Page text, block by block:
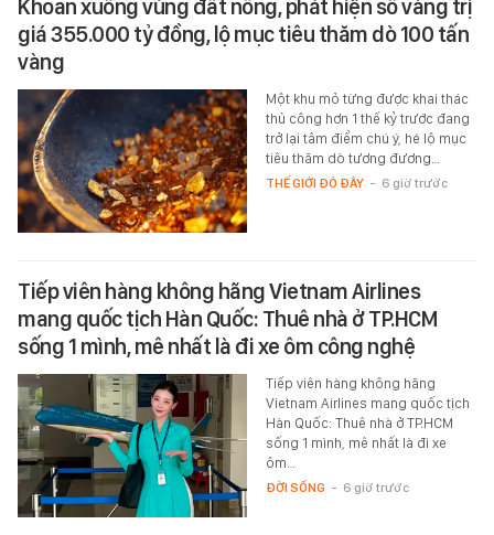
Khoan xuống vùng đất nông, phát hiện số vàng trị
giá 355.000 tỷ đồng, lộ mục tiêu thăm dò 100 tấn
vàng
Một khu mỏ từng được khai thác
thủ công hơn 1 thế kỷ trước đang
trở lại tâm điểm chú ý, hé lộ mục
tiêu thăm dò tương đương…
THẾ GIỚI ĐÓ ĐÂY - 6 giờ trước
Tiếp viên hàng không hãng Vietnam Airlines
mang quốc tịch Hàn Quốc: Thuê nhà ở TP.HCM
sống 1 mình, mê nhất là đi xe ôm công nghệ
Tiếp viên hàng không hãng
Vietnam Airlines mang quốc tịch
Hàn Quốc: Thuê nhà ở TP.HCM
sống 1 mình, mê nhất là đi xe
ôm…
ĐỜI SỐNG - 6 giờ trước